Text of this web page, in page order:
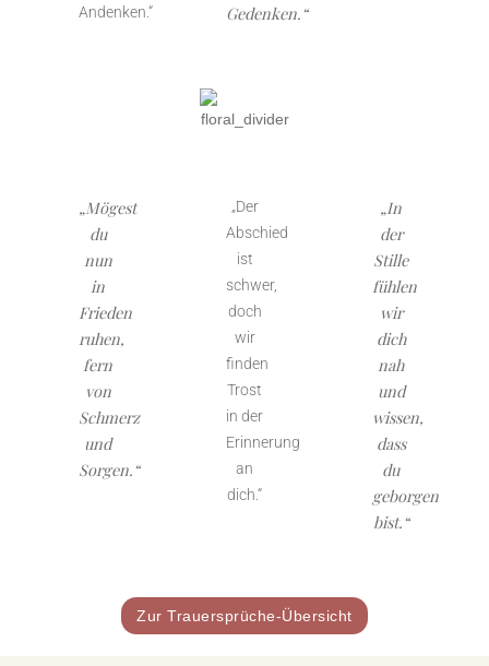
Andenken.“
Gedenken.“
„Mögest
du
nun
in
Frieden
ruhen,
fern
von
Schmerz
und
Sorgen.“
„Der
Abschied
ist
schwer,
doch
wir
finden
Trost
in der
Erinnerung
an
dich.“
„In
der
Stille
fühlen
wir
dich
nah
und
wissen,
dass
du
geborgen
bist.“
Zur Trauersprüche-Übersicht